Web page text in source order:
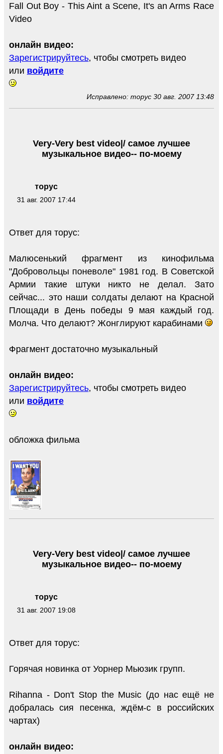
Fall Out Boy - This Aint a Scene, It's an Arms Race
Video
онлайн видео:
Зарегистрируйтесь, чтобы смотреть видео
или войдите
Исправлено: торус 30 авг. 2007 13:48
торус
31 авг. 2007 17:44
Very-Very best video|/ самое лучшее
музыкальное видео-- по-моему
Ответ для торус:
Малюсенький фрагмент из кинофильма
"Добровольцы поневоле" 1981 год. В Советской
Армии такие штуки никто не делал. Зато
сейчас... это наши солдаты делают на Красной
Площади в День победы 9 мая каждый год.
Молча. Что делают? Жонглируют карабинами
Фрагмент достаточно музыкальный
онлайн видео:
Зарегистрируйтесь, чтобы смотреть видео
или войдите
обложка фильма
торус
31 авг. 2007 19:08
Very-Very best video|/ самое лучшее
музыкальное видео-- по-моему
Ответ для торус:
Горячая новинка от Уорнер Мьюзик групп.
Rihanna - Don't Stop the Music (до нас ещё не
добралась сия песенка, ждём-с в российских
чартах)
онлайн видео: